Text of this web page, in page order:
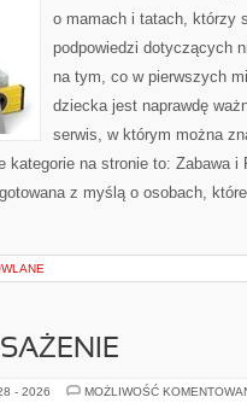
o mamach i tatach, którzy
podpowiedzi dotyczących
na tym, co w pierwszych
dziecka jest naprawdę
serwis, w którym można
kategorie na stronie to: Zabawa i
z myślą o osobach,
- 2026 MOŻLIWOŚĆ